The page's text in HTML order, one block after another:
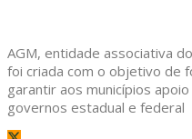
AGM, entidade associativa
foi criada com o objetivo de
garantir aos municípios
governos estadual e federal